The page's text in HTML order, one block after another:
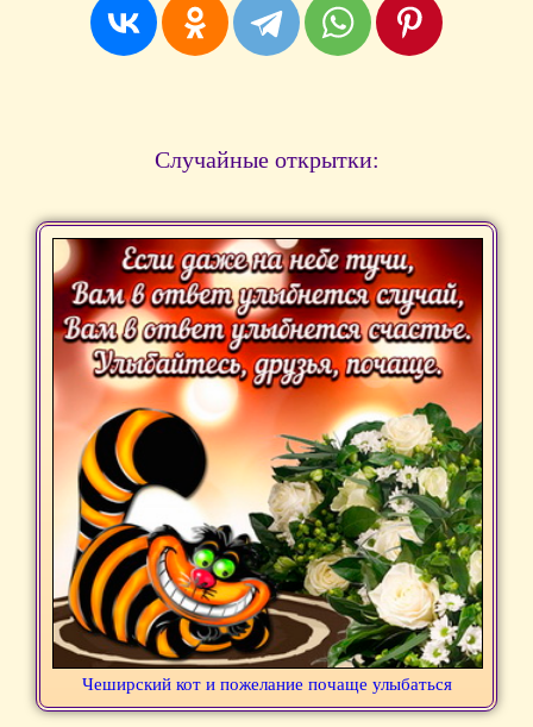
Случайные открытки:
Чеширский кот и пожелание почаще улыбаться